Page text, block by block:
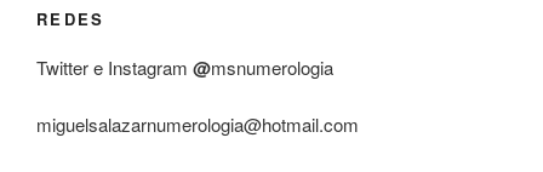
REDES
Twitter e Instagram @msnumerologia
miguelsalazarnumerologia@hotmail.com